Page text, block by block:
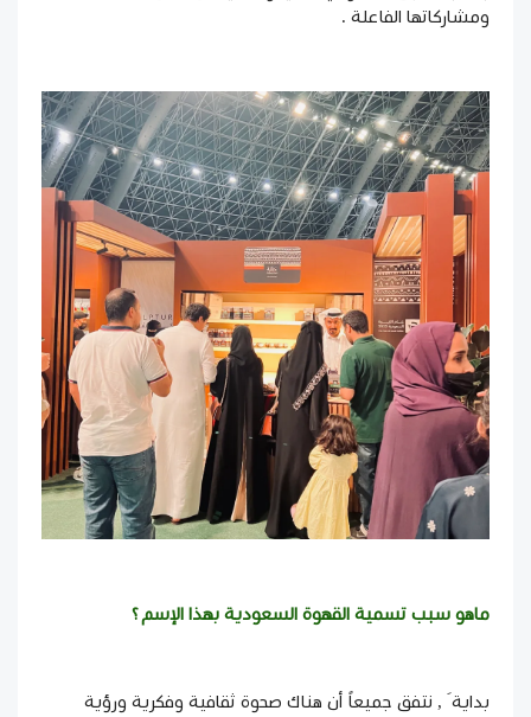
ومشاركاتها الفاعلة .
ماهو سبب تسمية القهوة السعودية بهذا الإسم ؟
بداية َ , نتفق جميعاً أن هناك صحوة ثقافية وفكرية ورؤية